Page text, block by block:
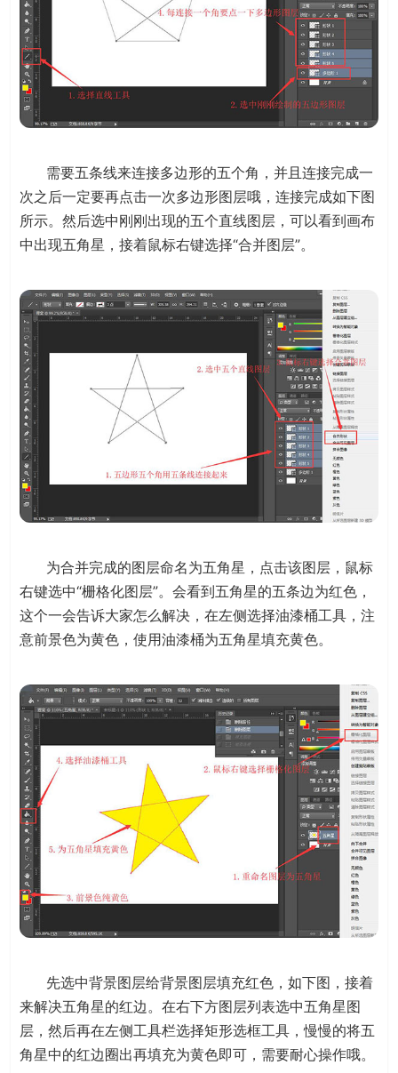
需要五条线来连接多边形的五个角，并且连接完成一
次之后一定要再点击一次多边形图层哦，连接完成如下图
所示。然后选中刚刚出现的五个直线图层，可以看到画布
中出现五角星，接着鼠标右键选择“合并图层”。
为合并完成的图层命名为五角星，点击该图层，鼠标
右键选中“栅格化图层”。会看到五角星的五条边为红色，
这个一会告诉大家怎么解决，在左侧选择油漆桶工具，注
意前景色为黄色，使用油漆桶为五角星填充黄色。
先选中背景图层给背景图层填充红色，如下图，接着
来解决五角星的红边。在右下方图层列表选中五角星图
层，然后再在左侧工具栏选择矩形选框工具，慢慢的将五
角星中的红边圈出再填充为黄色即可，需要耐心操作哦。